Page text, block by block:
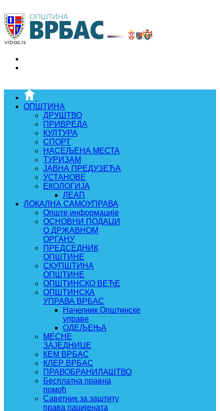
ОПШТИНА
ДРУШТВО
ПРИВРЕДА
КУЛТУРА
СПОРТ
НАСЕЉЕНА МЕСТА
ТУРИЗАМ
ЈАВНА ПРЕДУЗЕЋА
УСТАНОВЕ
ЕКОЛОГИЈА
ЛЕАП
ЛОКАЛНА САМОУПРАВА
Опште информације
ОСНОВНИ ПОДАЦИ
О ДРЖАВНОМ
ОРГАНУ
ПРЕДСЕДНИК
ОПШТИНЕ
СКУПШТИНА
ОПШТИНЕ
ОПШТИНСКО ВЕЋЕ
ОПШТИНСКА
УПРАВА ВРБАС
Начелник Општинске
управе
ОДЕЉЕЊА
МЕСНЕ
ЗАЈЕДНИЦЕ
КЕМ ВРБАС
КЛЕР ВРБАС
ПРАВОБРАНИЛАШТВО
Бесплатна правна
помоћ
Саветник за заштиту
права пацијената